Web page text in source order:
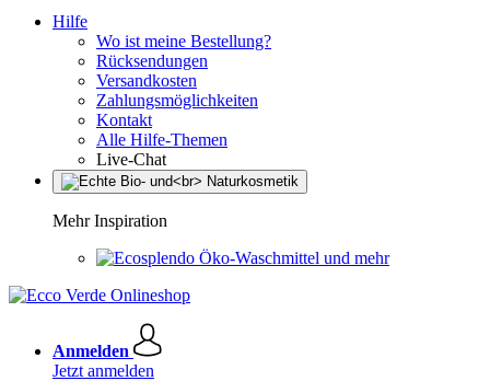
Hilfe
Wo ist meine Bestellung?
Rücksendungen
Versandkosten
Zahlungsmöglichkeiten
Kontakt
Alle Hilfe-Themen
Live-Chat
Mehr Inspiration
Öko-Waschmittel und mehr
Anmelden
Jetzt anmelden